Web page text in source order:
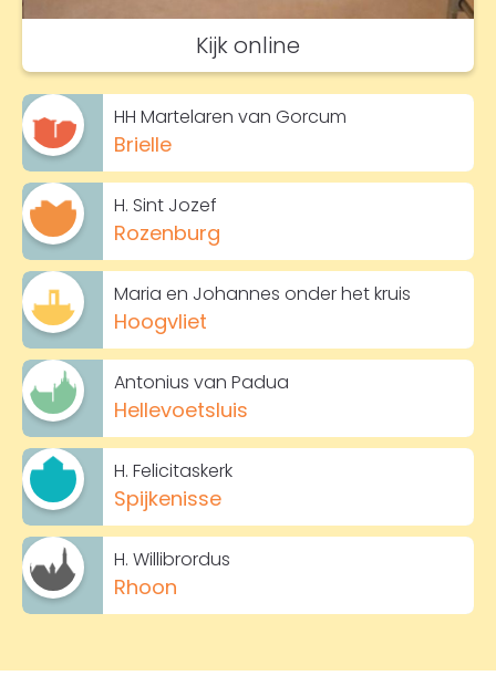
Kijk online
HH Martelaren van Gorcum
Brielle
H. Sint Jozef
Rozenburg
Maria en Johannes onder het kruis
Hoogvliet
Antonius van Padua
Hellevoetsluis
H. Felicitaskerk
Spijkenisse
H. Willibrordus
Rhoon